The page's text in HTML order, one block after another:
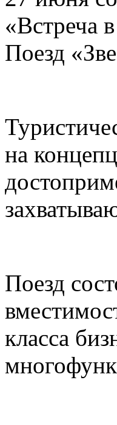
«Встреча
Поезд
на
Поезд
класса